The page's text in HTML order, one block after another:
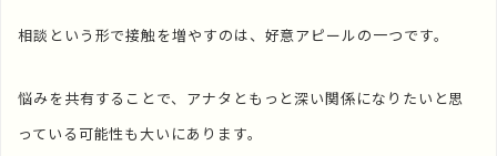
相談という形で接触を増やすのは、好意アピールの一つです。
悩みを共有することで、アナタともっと深い関係になりたいと思
っている可能性も大いにあります。